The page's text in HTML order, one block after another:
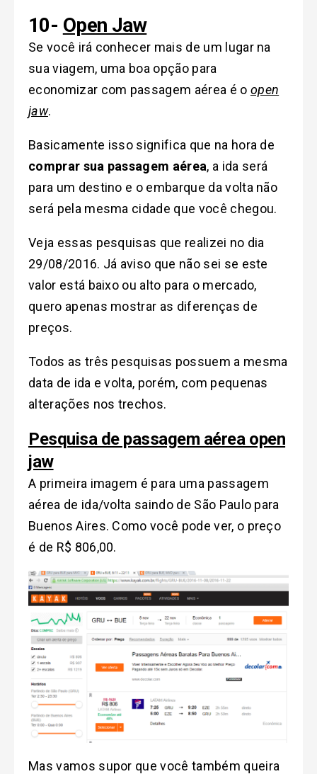
10- Open Jaw
Se você irá conhecer mais de um lugar na
sua viagem, uma boa opção para
economizar com passagem aérea é o open
jaw.
Basicamente isso significa que na hora de
comprar sua passagem aérea, a ida será
para um destino e o embarque da volta não
será pela mesma cidade que você chegou.
Veja essas pesquisas que realizei no dia
29/08/2016. Já aviso que não sei se este
valor está baixo ou alto para o mercado,
quero apenas mostrar as diferenças de
preços.
Todos as três pesquisas possuem a mesma
data de ida e volta, porém, com pequenas
alterações nos trechos.
Pesquisa de passagem aérea open
jaw
A primeira imagem é para uma passagem
aérea de ida/volta saindo de São Paulo para
Buenos Aires. Como você pode ver, o preço
é de R$ 806,00.
Mas vamos supor que você também queira